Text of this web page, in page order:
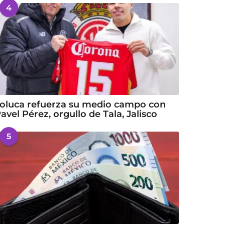
4
refuerza su medio campo con
Pérez, orgullo de Tala, Jalisco
5